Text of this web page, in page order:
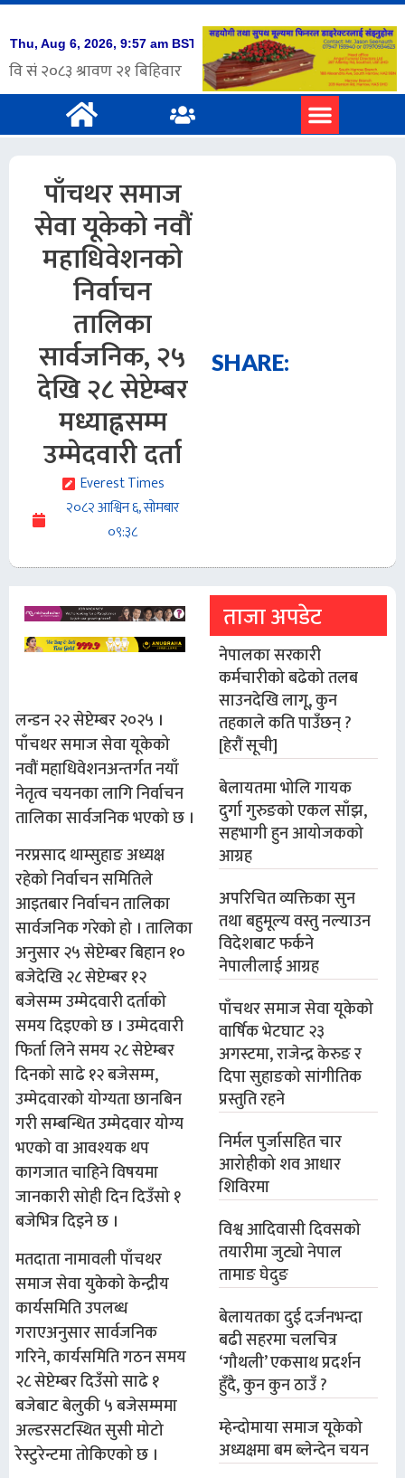
पाँचथर समाज
सेवा यूकेको नवौं
महाधिवेशनको
निर्वाचन
तालिका
सार्वजनिक, २५
देखि २८ सेप्टेम्बर
मध्याह्नसम्म
उम्मेदवारी दर्ता
Everest Times
२०८२ आश्विन ६, सोमबार
०९:३८
SHARE:
लन्डन २२ सेप्टेम्बर २०२५ ।
पाँचथर समाज सेवा यूकेको
नवौं महाधिवेशनअन्तर्गत नयाँ
नेतृत्व चयनका लागि निर्वाचन
तालिका सार्वजनिक भएको छ ।
नरप्रसाद थाम्सुहाङ अध्यक्ष
रहेको निर्वाचन समितिले
आइतबार निर्वाचन तालिका
सार्वजनिक गरेको हो । तालिका
अनुसार २५ सेप्टेम्बर बिहान १०
बजेदेखि २८ सेप्टेम्बर १२
बजेसम्म उम्मेदवारी दर्ताको
समय दिइएको छ । उम्मेदवारी
फिर्ता लिने समय २८ सेप्टेम्बर
दिनको साढे १२ बजेसम्म,
उम्मेदवारको योग्यता छानबिन
गरी सम्बन्धित उम्मेदवार योग्य
भएको वा आवश्यक थप
कागजात चाहिने विषयमा
जानकारी सोही दिन दिउँसो १
बजेभित्र दिइने छ ।
मतदाता नामावली पाँचथर
समाज सेवा युकेको केन्द्रीय
कार्यसमिति उपलब्ध
गराएअनुसार सार्वजनिक
गरिने, कार्यसमिति गठन समय
२८ सेप्टेम्बर दिउँसो साढे १
बजेबाट बेलुकी ५ बजेसम्ममा
अल्डरसटस्थित सुसी मोटो
रेस्टुरेन्टमा तोकिएको छ ।
ताजा अपडेट
नेपालका सरकारी
कर्मचारीको बढेको तलब
साउनदेखि लागू, कुन
तहकाले कति पाउँछन् ?
[हेरौं सूची]
बेलायतमा भोलि गायक
दुर्गा गुरुङको एकल साँझ,
सहभागी हुन आयोजकको
आग्रह
अपरिचित व्यक्तिका सुन
तथा बहुमूल्य वस्तु नल्याउन
विदेशबाट फर्कने
नेपालीलाई आग्रह
पाँचथर समाज सेवा यूकेको
वार्षिक भेटघाट २३
अगस्टमा, राजेन्द्र केरुङ र
दिपा सुहाङको सांगीतिक
प्रस्तुति रहने
निर्मल पुर्जासहित चार
आरोहीको शव आधार
शिविरमा
विश्व आदिवासी दिवसको
तयारीमा जुट्यो नेपाल
तामाङ घेदुङ
बेलायतका दुई दर्जनभन्दा
बढी सहरमा चलचित्र
‘गौथली’ एकसाथ प्रदर्शन
हुँदै, कुन कुन ठाउँ ?
म्हेन्दोमाया समाज यूकेको
अध्यक्षमा बम ब्लेन्देन चयन